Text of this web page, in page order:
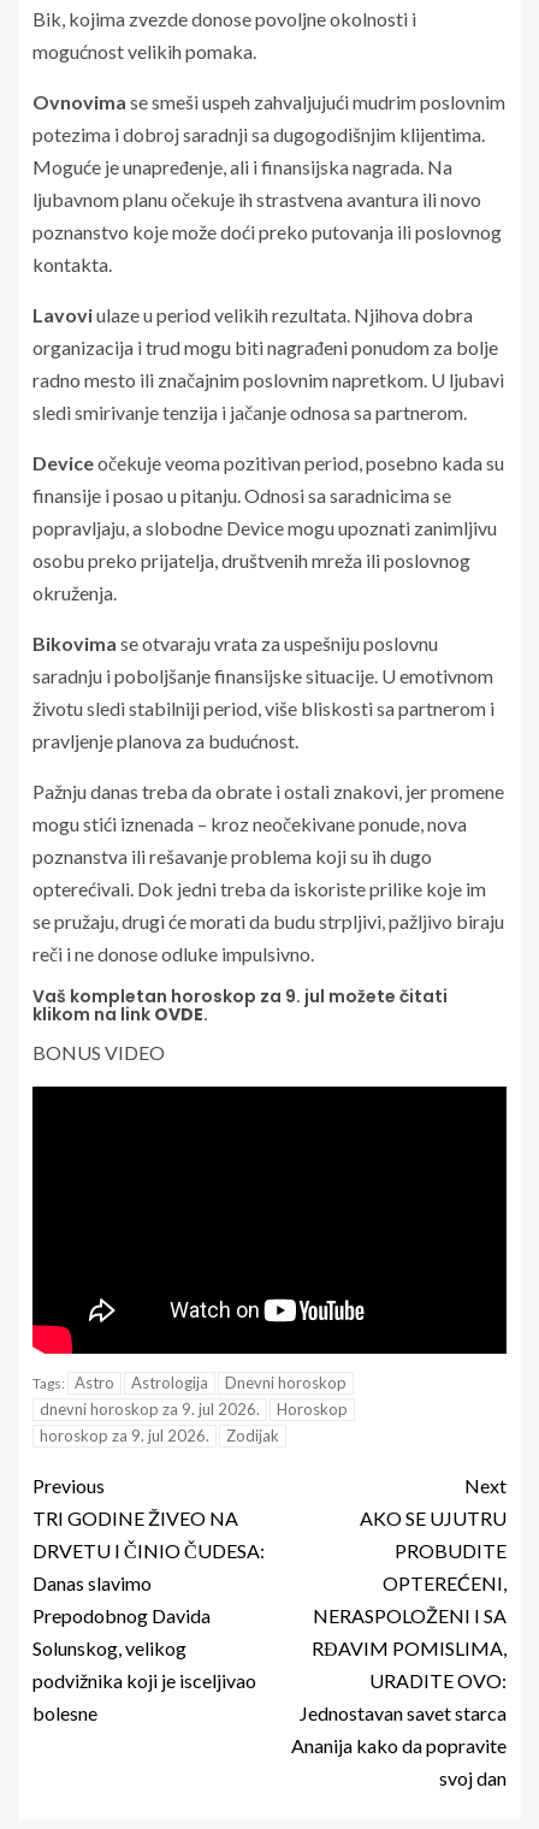
Bik, kojima zvezde donose povoljne okolnosti i
mogućnost velikih pomaka.
Ovnovima se smeši uspeh zahvaljujući mudrim poslovnim
potezima i dobroj saradnji sa dugogodišnjim klijentima.
Moguće je unapređenje, ali i finansijska nagrada. Na
ljubavnom planu očekuje ih strastvena avantura ili novo
poznanstvo koje može doći preko putovanja ili poslovnog
kontakta.
Lavoviulaze u period velikih rezultata. Njihova dobra
organizacija i trud mogu biti nagrađeni ponudom za bolje
radno mesto ili značajnim poslovnim napretkom. U ljubavi
sledi smirivanje tenzija i jačanje odnosa sa partnerom.
Deviceočekuje veoma pozitivan period, posebno kada su
finansije i posao u pitanju. Odnosi sa saradnicima se
popravljaju, a slobodne Device mogu upoznati zanimljivu
osobu preko prijatelja, društvenih mreža ili poslovnog
okruženja.
Bikovima se otvaraju vrata za uspešniju poslovnu
saradnju i poboljšanje finansijske situacije. U emotivnom
životu sledi stabilniji period, više bliskosti sa partnerom i
pravljenje planova za budućnost.
Pažnju danas treba da obrate i ostali znakovi, jer promene
mogu stići iznenada – kroz neočekivane ponude, nova
poznanstva ili rešavanje problema koji su ih dugo
opterećivali. Dok jedni treba da iskoriste prilike koje im
se pružaju, drugi će morati da budu strpljivi, pažljivo biraju
reči i ne donose odluke impulsivno.
Vaš kompletan horoskop za 9. jul možete čitati
klikom na link OVDE.
BONUS VIDEO
Tags: Astro Astrologija
Dnevni horoskop
dnevni horoskop za 9. jul 2026.
Horoskop
horoskop za 9. jul 2026.
Zodijak
Previous
TRI GODINE ŽIVEO NA
DRVETU I ČINIO ČUDESA:
Danas slavimo
Prepodobnog Davida
Solunskog, velikog
podvižnika koji je isceljivao
bolesne
Next
AKO SE UJUTRU
PROBUDITE
OPTEREĆENI,
NERASPOLOŽENI I SA
RĐAVIM POMISLIMA,
URADITE OVO:
Jednostavan savet starca
Ananija kako da popravite
svoj dan